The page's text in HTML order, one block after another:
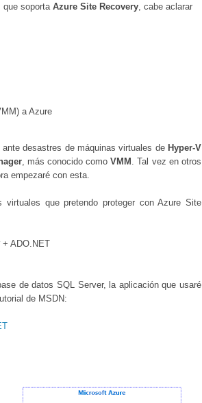
soporta Azure Site Recovery , cabe aclarar
a Azure
desastres de máquinas virtuales de Hyper-V
, más conocido comoVMM . Tal vez en otros
empezaré con esta.
que pretendo proteger con Azure Site
ADO.NET
de datos SQL Server, la aplicación que usaré
de MSDN: